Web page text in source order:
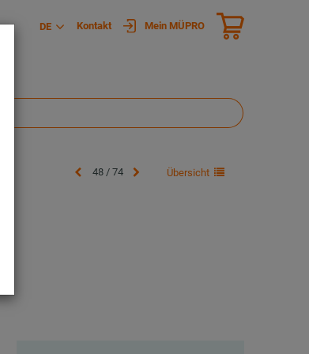
DE Kontakt Mein MÜPRO
48 / 74 Übersicht